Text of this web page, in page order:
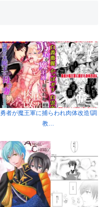
勇者が魔王軍に捕らわれ肉体改造!調
教…